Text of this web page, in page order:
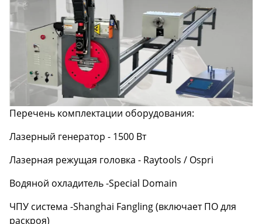
Перечень комплектации оборудования:
Лазерный генератор - 1500 Вт
Лазерная режущая головка - Raytools / Ospri
Водяной охладитель -Special Domain
ЧПУ система -Shanghai Fangling (включает ПО для
раскроя)